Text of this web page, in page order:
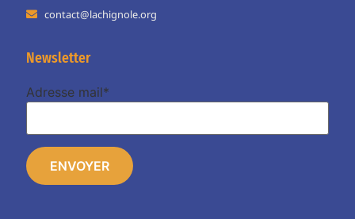
contact@lachignole.org
Newsletter
Adresse mail*